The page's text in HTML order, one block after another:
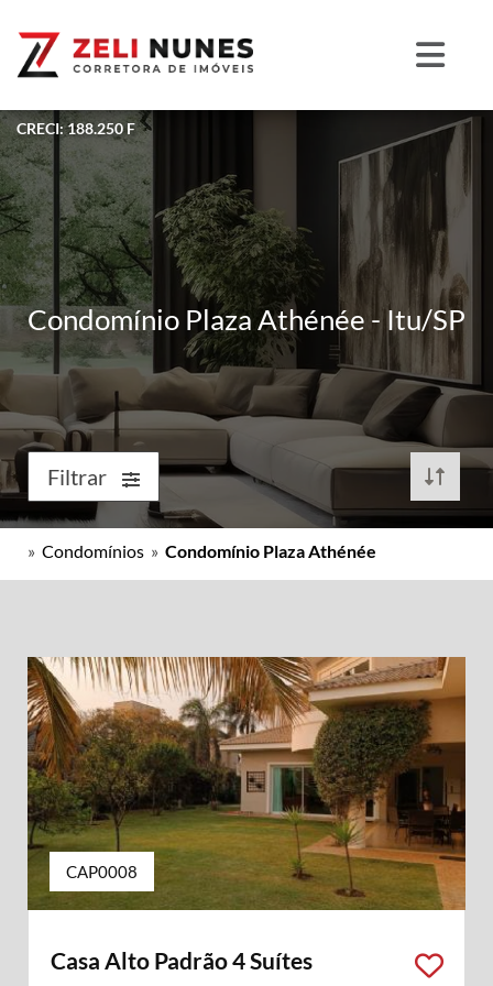
CRECI: 188.250 F
Condomínio Plaza Athénée - Itu/SP
Filtrar
» Condomínios » Condomínio Plaza Athénée
CAP0008
Casa Alto Padrão 4 Suítes